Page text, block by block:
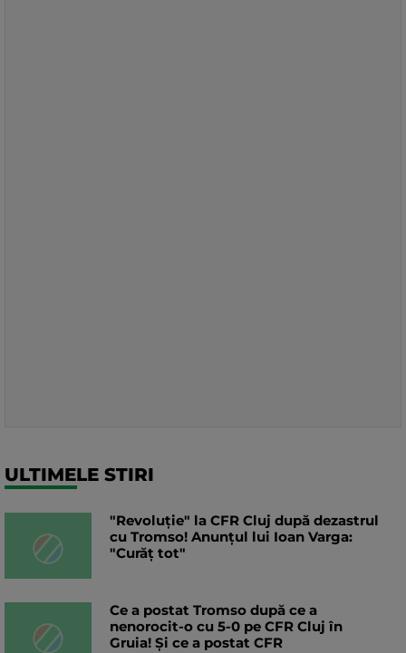
ULTIMELE STIRI
"Revoluție" la CFR Cluj după dezastrul
cu Tromso! Anunțul lui Ioan Varga:
"Curăț tot"
Ce a postat Tromso după ce a
nenorocit-o cu 5-0 pe CFR Cluj în
Gruia! Și ce a postat CFR